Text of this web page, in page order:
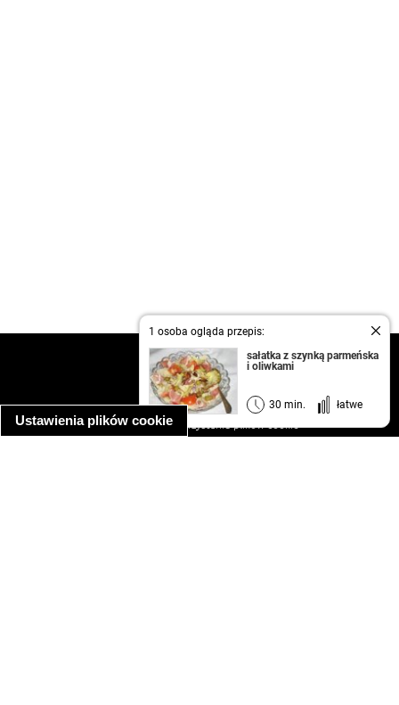
Ustawienia plików cookie
1 osoba ogląda przepis:
sałatka z szynką parmeńska
i oliwkami
30 min. łatwe
kontakt
regulamin
informacja o prywatności
informacja o wykorzystaniu plików cookie